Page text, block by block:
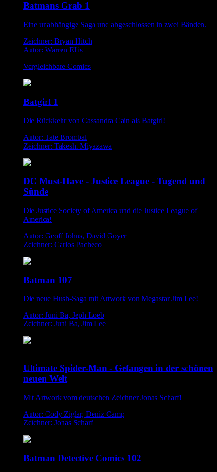
Batmans Grab 1
Eine unabhängige Saga und abgeschlossen in zwei Bänden.
Zeichner: Bryan Hitch
Autor: Warren Ellis
Vergleichbare Comics
Batgirl 1
Die Rückkehr von Cassandra Cain als Batgirl!
Autor: Tate Brombal
Zeichner: Takeshi Miyazawa
DC Must-Have - Justice League - Tugend und
Sünde
Die Justice Society of America und die Justice League of
America!
Autor: Geoff Johns, David Goyer
Zeichner: Carlos Pacheco
Batman 107
Die neue Hush-Saga mit Artwork von Megastar Jim Lee!
Autor: Juni Ba, Jeph Loeb
Zeichner: Juni Ba, Jim Lee
Ultimate Spider-Man - Gefangen in der schönen
neuen Welt
Mit Artwork vom deutschen Zeichner Jonas Scharf!
Autor: Cody Ziglar, Deniz Camp
Zeichner: Jonas Scharf
Batman Detective Comics 102